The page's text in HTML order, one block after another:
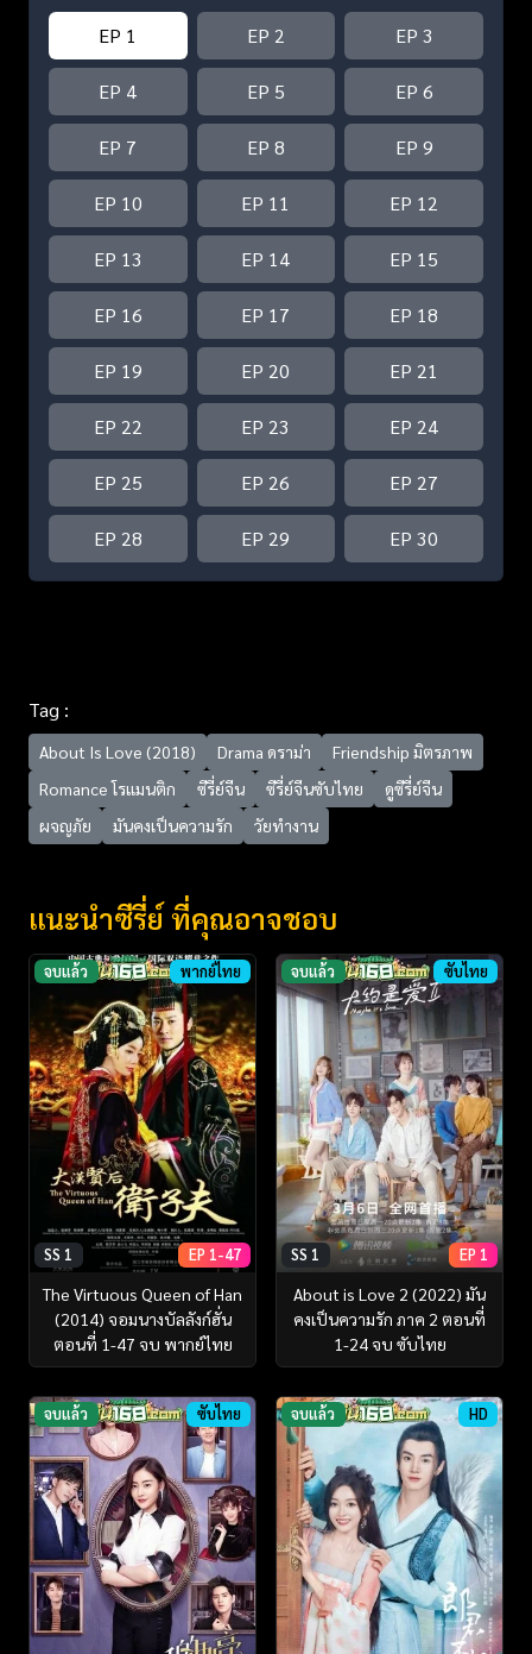
EP 1 EP 2 EP 3
EP 4 EP 5 EP 6
EP 7 EP 8 EP 9
EP 10 EP 11 EP 12
EP 13 EP 14 EP 15
EP 16 EP 17 EP 18
EP 19 EP 20 EP 21
EP 22 EP 23 EP 24
EP 25 EP 26 EP 27
EP 28 EP 29 EP 30
Tag :
About Is Love (2018) Drama ดราม่า
Friendship มิตรภาพ
Romance โรแมนติก
ซีรี่ย์จีน ซีรี่ย์จีนซับไทย
ดูซีรี่ย์จีน
ผจญภัย
มันคงเป็นความรัก วัยทำงาน
แนะนำซีรี่ย์ ที่คุณอาจชอบ
จบแล้ว พากย์ไทย
SS 1 EP 1-47
The Virtuous Queen of Han
(2014) จอมนางบัลลังก์ฮั่น
ตอนที่ 1-47 จบ พากย์ไทย
จบแล้ว ซับไทย
SS 1 EP 1
About is Love 2 (2022) มัน
คงเป็นความรัก ภาค 2 ตอนที่
1-24 จบ ซับไทย
จบแล้ว ซับไทย จบแล้ว HD